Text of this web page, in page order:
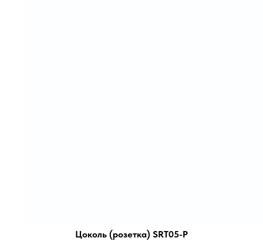
Цоколь (розетка) SRT05-P